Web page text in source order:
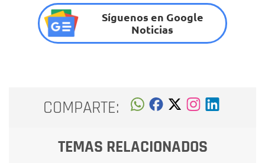
Síguenos en Google
Noticias
COMPARTE:
TEMAS RELACIONADOS